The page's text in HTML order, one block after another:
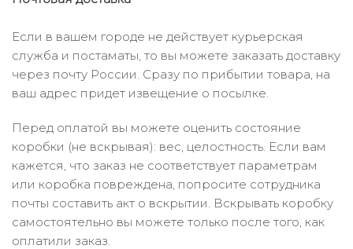
Если в вашем городе не действует курьерская
служба и постаматы, то вы можете заказать доставку
через почту России. Сразу по прибытии товара, на
ваш адрес придет извещение о посылке.
Перед оплатой вы можете оценить состояние
коробки (не вскрывая): вес, целостность. Если вам
кажется, что заказ не соответствует параметрам
или коробка повреждена, попросите сотрудника
почты составить акт о вскрытии. Вскрывать коробку
самостоятельно вы можете только после того, как
оплатили заказ.